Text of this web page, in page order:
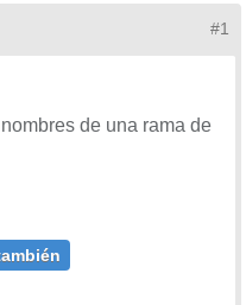
#1
de una rama de